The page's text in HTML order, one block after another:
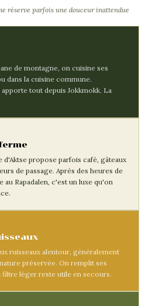
réserve parfois une douceur inattendue
de montagne, on cuisine ses
dans la cuisine commune.
tout depuis Jokkmokk. La
propose parfois café, gâteaux
de passage. Après des heures de
au Rapadalen, c'est un luxe qu'on
ruisseaux alentour, généralement
préservée. On remplit ses
léger reste utile en secours.